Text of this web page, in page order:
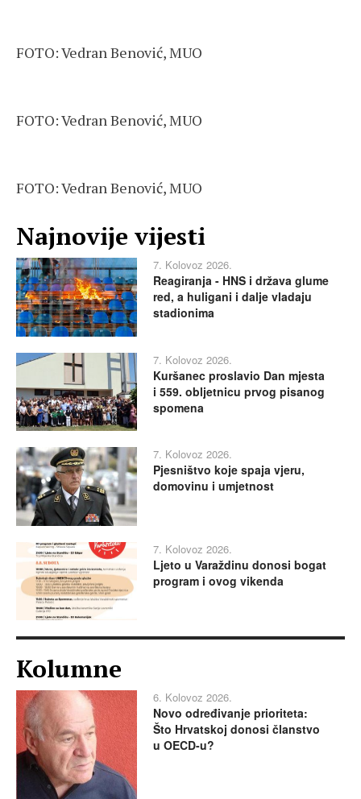
FOTO: Vedran Benović, MUO
FOTO: Vedran Benović, MUO
FOTO: Vedran Benović, MUO
Najnovije vijesti
7. Kolovoz 2026.
Reagiranja - HNS i država glume
red, a huligani i dalje vladaju
stadionima
7. Kolovoz 2026.
Kuršanec proslavio Dan mjesta
i 559. obljetnicu prvog pisanog
spomena
7. Kolovoz 2026.
Pjesništvo koje spaja vjeru,
domovinu i umjetnost
7. Kolovoz 2026.
Ljeto u Varaždinu donosi bogat
program i ovog vikenda
Kolumne
6. Kolovoz 2026.
Novo određivanje prioriteta:
Što Hrvatskoj donosi članstvo
u OECD-u?